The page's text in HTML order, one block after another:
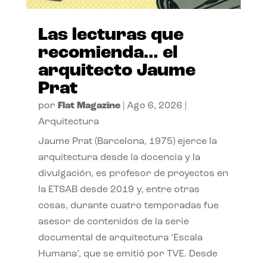
Las lecturas que
recomienda… el
arquitecto Jaume
Prat
por Flat Magazine| Ago 6, 2026
Arquitectura
Jaume Prat (Barcelona, 1975) ejerce la
arquitectura desde la docencia y la
divulgación, es profesor de proyectos en
la ETSAB desde 2019 y, entre otras
cosas, durante cuatro temporadas fue
asesor de contenidos de la serie
documental de arquitectura ‘Escala
Humana’, que se emitió por TVE. Desde